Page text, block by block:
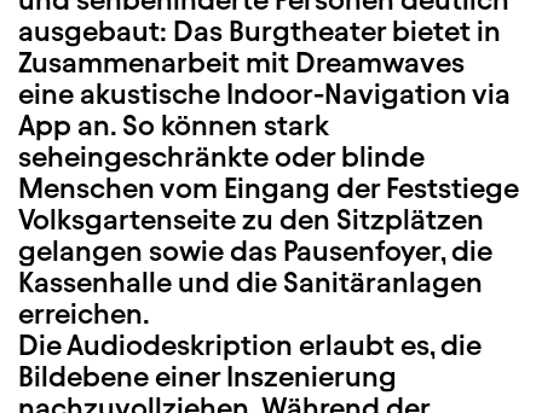
ausgebaut: Das Burgtheater bietet in
Zusammenarbeit mit Dreamwaves
eine akustische Indoor-Navigation via
App an. So können stark
seheingeschränkte oder blinde
Menschen vom Eingang der Feststiege
Volksgartenseite zu den Sitzplätzen
gelangen sowie das Pausenfoyer, die
Kassenhalle und die Sanitäranlagen
erreichen.
Die Audiodeskription erlaubt es, die
Bildebene einer Inszenierung